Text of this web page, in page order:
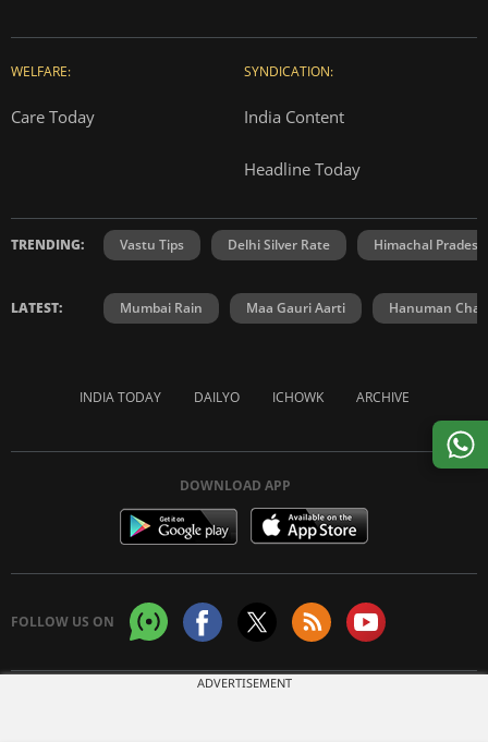
WELFARE:
Care Today
SYNDICATION:
India Content
Headline Today
TRENDING: Vastu Tips Delhi Silver Rate Himachal
LATEST: Mumbai Rain Maa Gauri Aarti Hanuman
INDIA TODAY DAILYO ICHOWK ARCHIVE
DOWNLOAD APP
FOLLOW US ON
ADVERTISEMENT